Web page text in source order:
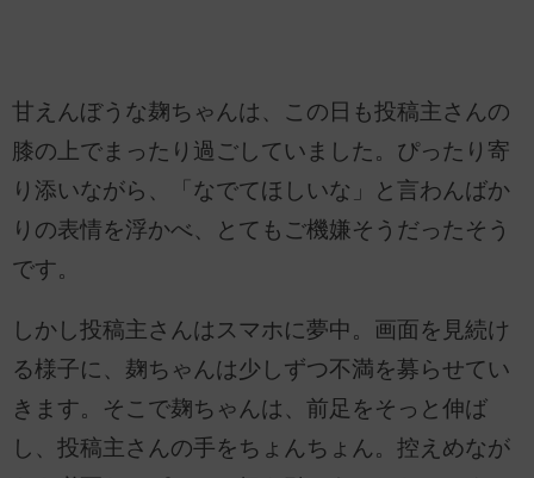
甘えんぼうな麹ちゃんは、この日も投稿主さんの
膝の上でまったり過ごしていました。ぴったり寄
り添いながら、「なでてほしいな」と言わんばか
りの表情を浮かべ、とてもご機嫌そうだったそう
です。
しかし投稿主さんはスマホに夢中。画面を見続け
る様子に、麹ちゃんは少しずつ不満を募らせてい
きます。そこで麹ちゃんは、前足をそっと伸ば
し、投稿主さんの手をちょんちょん。控えめなが